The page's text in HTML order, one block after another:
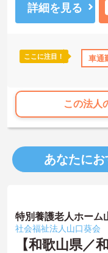
険完備 交通費支給
ご興味ある方は面接ポイ
詳細を見る
ここに注目！ 車通
この法人
あなたに
特別養護老人ホーム
社会福祉法人山口葵会
【和歌山県／